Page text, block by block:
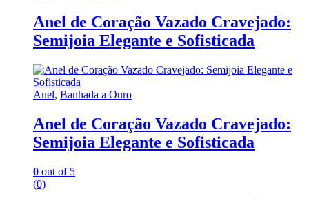
Anel de Coração Vazado Cravejado:
Semijoia Elegante e Sofisticada
Anel, Banhada a Ouro
Anel de Coração Vazado Cravejado:
Semijoia Elegante e Sofisticada
0 out of 5
(0)